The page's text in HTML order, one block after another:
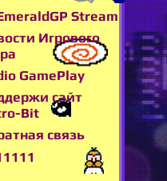
Stream
Игрового
GamePlay
сайт
Bit
связь